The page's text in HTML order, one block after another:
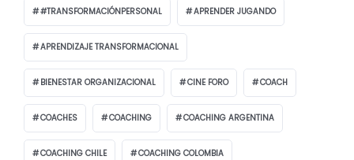
#TRANSFORMACIÓNPERSONAL APRENDER JUGANDO
APRENDIZAJE TRANSFORMACIONAL
BIENESTAR ORGANIZACIONAL CINE FORO COACH
COACHES COACHING COACHING ARGENTINA
COACHING CHILE COACHING COLOMBIA